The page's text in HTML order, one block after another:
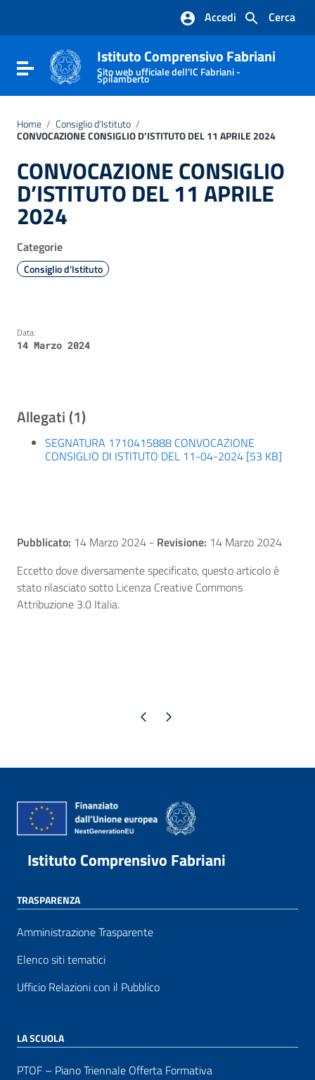
Vai al footer
Cerca
Accedi
Attiva / disattiva la navigazione
Istituto Comprensivo Fabriani
Sito web ufficiale dell'IC Fabriani -
Spilamberto
Home / Consiglio d'Istituto /
CONVOCAZIONE CONSIGLIO D’ISTITUTO DEL 11 APRILE 2024
CONVOCAZIONE CONSIGLIO
D’ISTITUTO DEL 11 APRILE
2024
Categorie
Consiglio d'Istituto
Data:
14 Marzo 2024
Allegati (1)
SEGNATURA 1710415888 CONVOCAZIONE
CONSIGLIO DI ISTITUTO DEL 11-04-2024 [53 KB]
Pubblicato: 14 Marzo 2024 - Revisione: 14 Marzo 2024
Eccetto dove diversamente specificato, questo articolo è
stato rilasciato sotto Licenza Creative Commons
Attribuzione 3.0 Italia.
Pagina precedente
Pagina successiva
Istituto Comprensivo Fabriani
TRASPARENZA
Amministrazione Trasparente
Elenco siti tematici
Ufficio Relazioni con il Pubblico
LA SCUOLA
PTOF – Piano Triennale Offerta Formativa